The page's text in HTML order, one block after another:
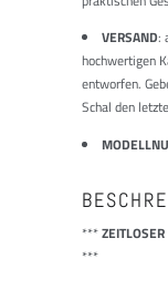
VERSAND:
hochwertigen
entworfen.
Schal den
***
***